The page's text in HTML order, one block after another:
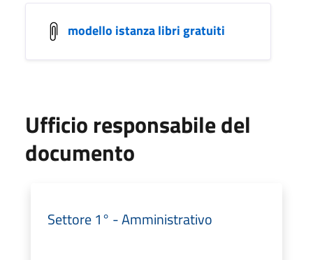
modello istanza libri gratuiti
Ufficio responsabile del
documento
Settore 1° - Amministrativo